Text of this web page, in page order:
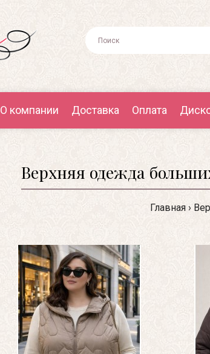
О компании Доставка Оплата
Верхняя одежда
Главная